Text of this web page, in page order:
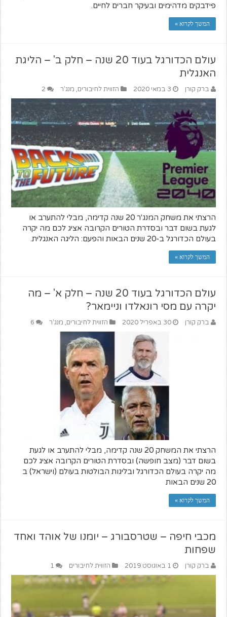
פידבקים מדהימים ובעיקר חברים לחיים.
המשך לקרוא »
עולם הכדורגל בעוד 20 שנה – חלק ב' – הליגת
האנגלית
ברק קורן 3 במאי 2020 הזווית לחיבורים, מנג'ר 2
הרצתי את משחק המנג'ר 20 שנה קדימה, מבלי להתערב או
לגעת בשום דבר ובסדרת הטורים הקרובה אציג לכם מה יקרה
בעולם הכדורגל ב-20 שנים הבאות והפעם: הליגה האנגלית.
המשך לקרוא »
עולם הכדורגל בעוד 20 שנה – חלק א' – מה
יקרה עם מסי רונאלדו וניימאר?
ברק קורן 30 באפריל 2020 הזווית לחיבורים, מנג'ר 6
הרצתי את המשחק 20 שנה קדימה, מבלי להתערב או לגעת
בשום דבר (מצב חופשה) ובסדרת הטורים הקרובה אציג לכם
מה יקרה בעולם הכדורגל ובליגות הבולטות בעולם (וישראל) ב
20 שנים הבאות
המשך לקרוא »
מכבי חיפה – שטרסבורג – יומנו של אוהד ואחד
שפחות
ברק קורן 1 באוגוסט 2019 הזווית לחיבורים 1